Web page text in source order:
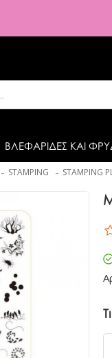
ΒΛΕΦΑΡΙΔΕΣ ΚΑΙ
STAMPING STAMPING